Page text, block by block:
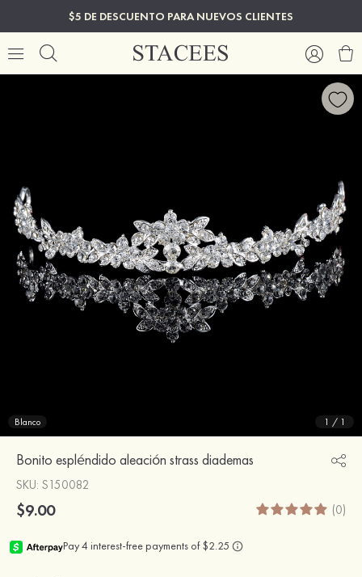
$5 DE DESCUENTO PARA NUEVOS CLIENTES
Blanco 1 / 1
Bonito espléndido aleación strass diademas
SKU: S150082
$9.00 (0)